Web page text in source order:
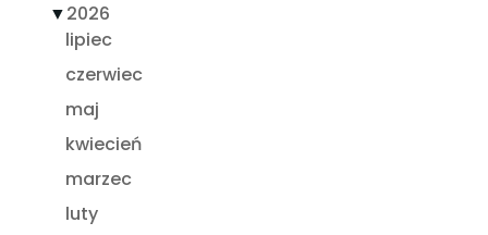
▼2026
lipiec
czerwiec
maj
kwiecień
marzec
luty